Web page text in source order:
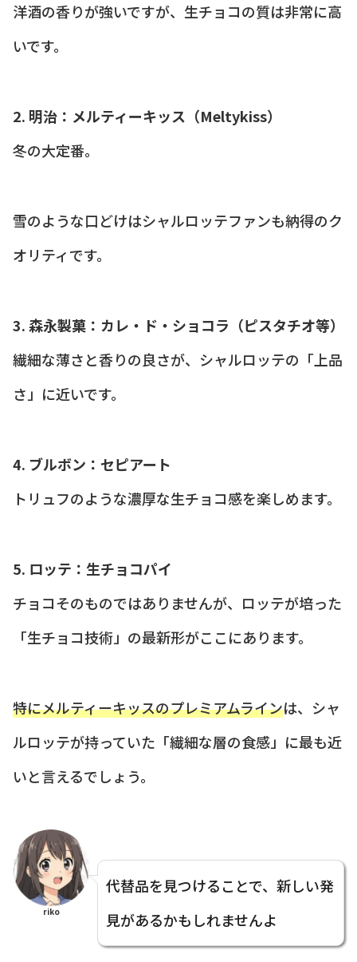
洋酒の香りが強いですが、生チョコの質は非常に高
いです。
2. 明治：メルティーキッス（Meltykiss）
冬の大定番。
雪のような口どけはシャルロッテファンも納得のク
オリティです。
3. 森永製菓：カレ・ド・ショコラ（ピスタチオ等）
繊細な薄さと香りの良さが、シャルロッテの「上品
さ」に近いです。
4. ブルボン：セピアート
トリュフのような濃厚な生チョコ感を楽しめます。
5. ロッテ：生チョコパイ
チョコそのものではありませんが、ロッテが培った
「生チョコ技術」の最新形がここにあります。
特にメルティーキッスのプレミアムラインは、シャ
ルロッテが持っていた「繊細な層の食感」に最も近
いと言えるでしょう。
riko
代替品を見つけることで、新しい発
見があるかもしれませんよ